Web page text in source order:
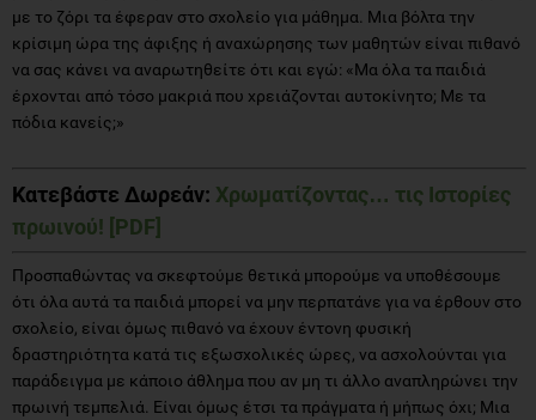
με το ζόρι τα έφεραν στο σχολείο για μάθημα. Μια βόλτα την
κρίσιμη ώρα της άφιξης ή αναχώρησης των μαθητών είναι πιθανό
να σας κάνει να αναρωτηθείτε ότι και εγώ: «Μα όλα τα παιδιά
έρχονται από τόσο μακριά που χρειάζονται αυτοκίνητο; Με τα
πόδια κανείς;»
Κατεβάστε Δωρεάν: Χρωματίζοντας… τις Ιστορίες
πρωινού! [PDF]
Προσπαθώντας να σκεφτούμε θετικά μπορούμε να υποθέσουμε
ότι όλα αυτά τα παιδιά μπορεί να μην περπατάνε για να έρθουν στο
σχολείο, είναι όμως πιθανό να έχουν έντονη φυσική
δραστηριότητα κατά τις εξωσχολικές ώρες, να ασχολούνται για
παράδειγμα με κάποιο άθλημα που αν μη τι άλλο αναπληρώνει την
πρωινή τεμπελιά. Είναι όμως έτσι τα πράγματα ή μήπως όχι; Μια